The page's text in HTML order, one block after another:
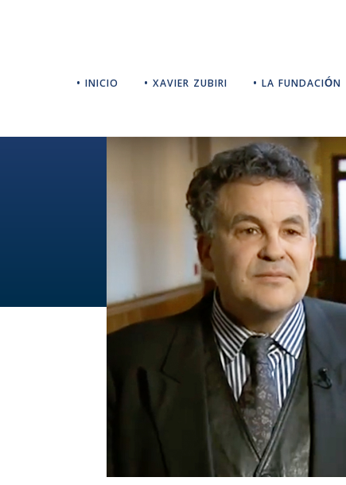
• INICIO • XAVIER ZUBIRI • LA FUNDACIÓN